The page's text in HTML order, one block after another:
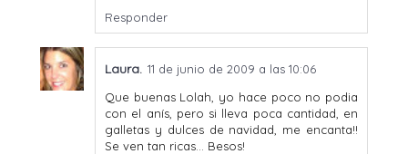
Responder
Laura. 11 de junio de 2009 a las 10:06
Que buenas Lolah, yo hace poco no podia
con el anís, pero si lleva poca cantidad, en
galletas y dulces de navidad, me encanta!!
Se ven tan ricas... Besos!